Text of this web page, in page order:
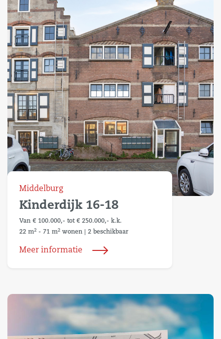
Middelburg
Kinderdijk 16-18
Van € 100.000,- tot € 250.000,- k.k.
22 m2 - 71 m2 wonen 2 beschikbaar
Meer informatie